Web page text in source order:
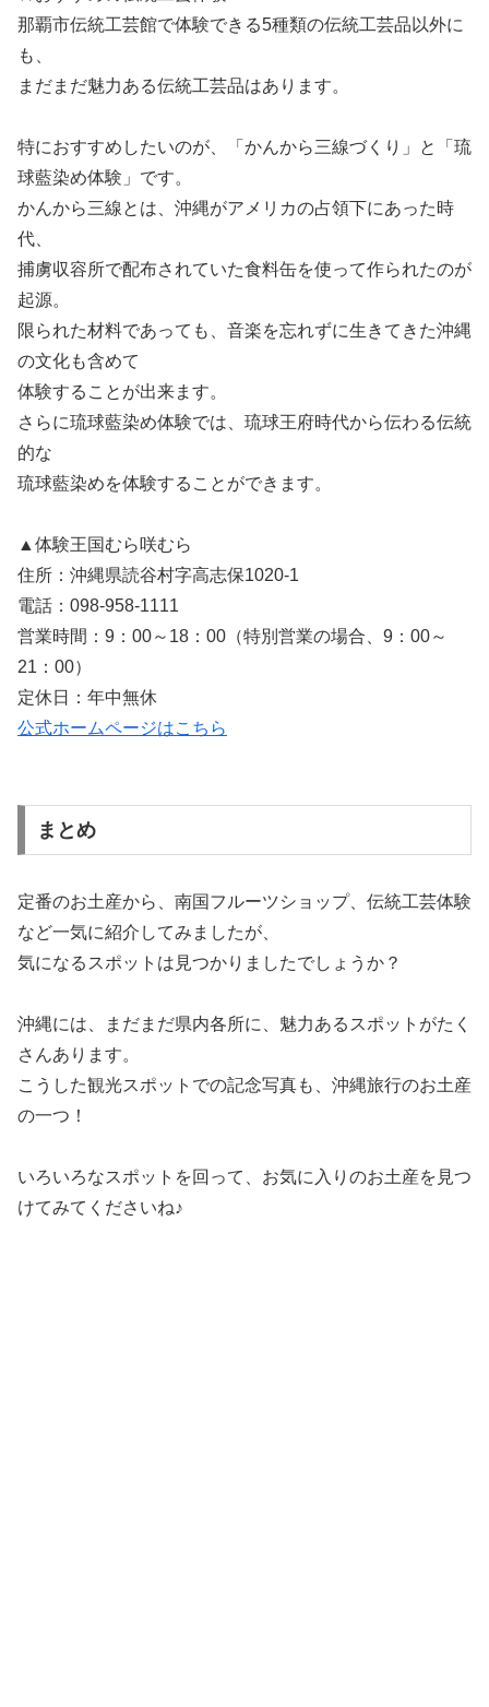
那覇市伝統工芸館で体験できる5種類の伝統工芸品以外に
も、
まだまだ魅力ある伝統工芸品はあります。
特におすすめしたいのが、「かんから三線づくり」と「琉
球藍染め体験」です。
かんから三線とは、沖縄がアメリカの占領下にあった時
代、
捕虜収容所で配布されていた食料缶を使って作られたのが
起源。
限られた材料であっても、音楽を忘れずに生きてきた沖縄
の文化も含めて
体験することが出来ます。
さらに琉球藍染め体験では、琉球王府時代から伝わる伝統
的な
琉球藍染めを体験することができます。
▲体験王国むら咲むら
住所：沖縄県読谷村字高志保1020-1
電話：098-958-1111
営業時間：9：00～18：00（特別営業の場合、9：00～
21：00）
定休日：年中無休
公式ホームページはこちら
まとめ
定番のお土産から、南国フルーツショップ、伝統工芸体験
など一気に紹介してみましたが、
気になるスポットは見つかりましたでしょうか？
沖縄には、まだまだ県内各所に、魅力あるスポットがたく
さんあります。
こうした観光スポットでの記念写真も、沖縄旅行のお土産
の一つ！
いろいろなスポットを回って、お気に入りのお土産を見つ
けてみてくださいね♪